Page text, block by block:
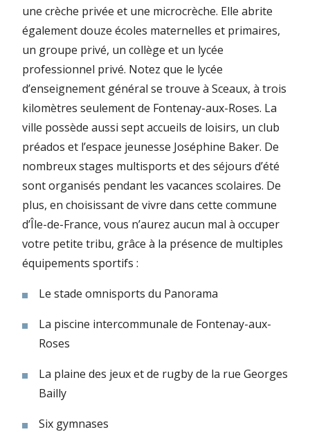
une crèche privée et une microcrèche. Elle abrite
également douze écoles maternelles et primaires,
un groupe privé, un collège et un lycée
professionnel privé. Notez que le lycée
d’enseignement général se trouve à Sceaux, à trois
kilomètres seulement de Fontenay-aux-Roses. La
ville possède aussi sept accueils de loisirs, un club
préados et l’espace jeunesse Joséphine Baker. De
nombreux stages multisports et des séjours d’été
sont organisés pendant les vacances scolaires. De
plus, en choisissant de vivre dans cette commune
d’Île-de-France, vous n’aurez aucun mal à occuper
votre petite tribu, grâce à la présence de multiples
équipements sportifs :
Le stade omnisports du Panorama
La piscine intercommunale de Fontenay-aux-
Roses
La plaine des jeux et de rugby de la rue Georges
Bailly
Six gymnases